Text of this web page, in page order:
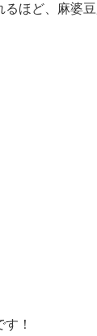
ほど、麻婆
！